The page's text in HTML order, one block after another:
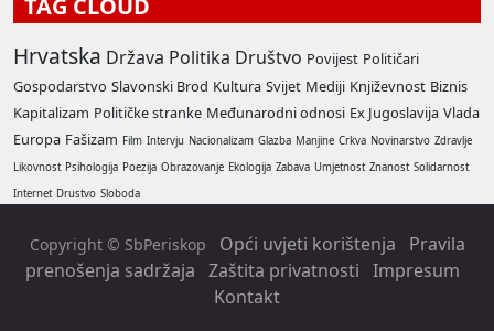
Hrvatska Država Politika Društvo Povijest Političari
Gospodarstvo Slavonski Brod Kultura Svijet Mediji Književnost Biznis
Kapitalizam Političke stranke Međunarodni odnosi Ex Jugoslavija Vlada
Europa Fašizam Film Intervju Nacionalizam Glazba Manjine Crkva Novinarstvo Zdravlje
Likovnost Psihologija Poezija Obrazovanje Ekologija Zabava Umjetnost Znanost Solidarnost
Internet Drustvo Sloboda
Copyright © SbPeriskop Opći uvjeti korištenja
Pravila
prenošenja sadržaja Zaštita privatnosti Impresum
Kontakt